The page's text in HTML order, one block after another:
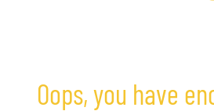
Oops, you have